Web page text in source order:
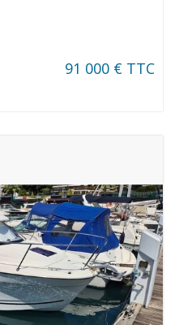
91 000 € TTC